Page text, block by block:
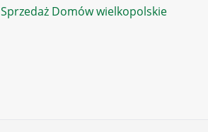
Sprzedaż Domów wielkopolskie